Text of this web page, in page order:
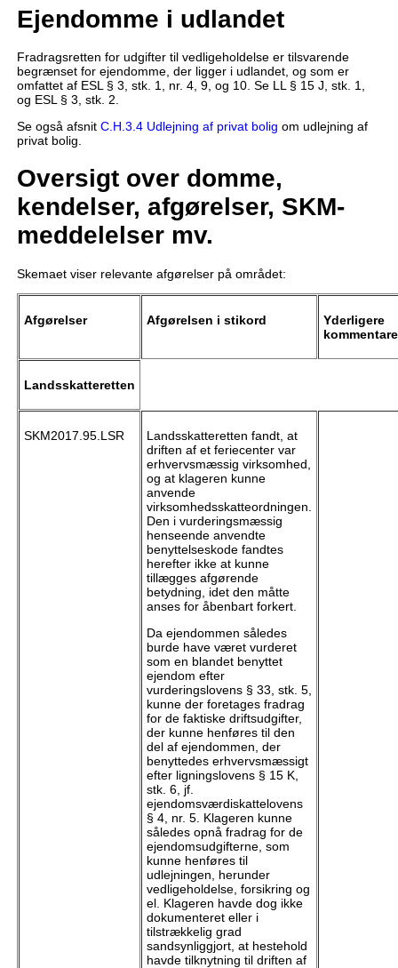
Ejendomme i udlandet
Fradragsretten for udgifter til vedligeholdelse er tilsvarende
begrænset for ejendomme, der ligger i udlandet, og som er
omfattet af ESL § 3, stk. 1, nr. 4, 9, og 10. Se LL § 15 J, stk. 1,
og ESL § 3, stk. 2.
Se også afsnit C.H.3.4 Udlejning af privat bolig om udlejning af
privat bolig.
Oversigt over domme,
kendelser, afgørelser, SKM-
meddelelser mv.
Skemaet viser relevante afgørelser på området:
Afgørelser Afgørelsen i stikord
Yderligere
Landsskatteretten
SKM2017.95.LSR
Landsskatteretten fandt, at
driften af et feriecenter var
erhvervsmæssig virksomhed,
og at klageren kunne
anvende
virksomhedsskatteordningen.
Den i vurderingsmæssig
henseende anvendte
benyttelseskode fandtes
herefter ikke at kunne
tillægges afgørende
betydning, idet den måtte
anses for åbenbart forkert.
Da ejendommen således
burde have været vurderet
som en blandet benyttet
ejendom efter
vurderingslovens § 33, stk. 5,
kunne der foretages fradrag
for de faktiske driftsudgifter,
der kunne henføres til den
del af ejendommen, der
benyttedes erhvervsmæssigt
efter ligningslovens § 15 K,
stk. 6, jf.
ejendomsværdiskattelovens
§ 4, nr. 5. Klageren kunne
således opnå fradrag for de
ejendomsudgifterne, som
kunne henføres til
udlejningen, herunder
vedligeholdelse, forsikring og
el. Klageren havde dog ikke
dokumenteret eller i
tilstrækkelig grad
sandsynliggjort, at hestehold
havde tilknytning til driften af